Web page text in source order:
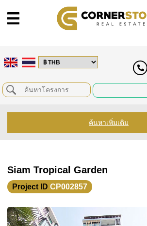
ค้นหาเพิ่มเติม
Siam Tropical Garden
Project ID CP002857